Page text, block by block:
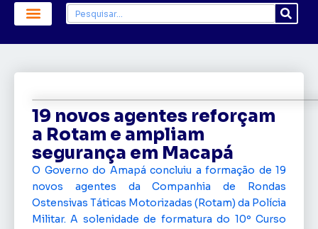
19 novos agentes reforçam
a Rotam e ampliam
segurança em Macapá
O Governo do Amapá concluiu a formação de 19
novos agentes da Companhia de Rondas
Ostensivas Táticas Motorizadas (Rotam) da Polícia
Militar. A solenidade de formatura do 10º Curso